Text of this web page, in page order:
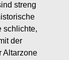
streng
schlichte,
der
Altarzone